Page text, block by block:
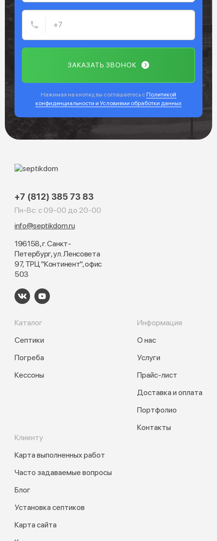
ЗАКАЗАТЬ ЗВОНОК
Нажимая на кнопку, вы соглашаетесь с Политикой
конфиденциальности и Условиями обработки данных
+7 (812) 385 73 83
Пн-Вс: с 09-00 до 20-00
info@septikdom.ru
196158, г. Санкт-
Петербург, ул. Ленсовета
97, ТРЦ "Континент", офис
503
Каталог
Септики
Погреба
Кессоны
Информация
О нас
Услуги
Прайс-лист
Доставка и оплата
Портфолио
Контакты
Клиенту
Карта выполненных работ
Часто задаваемые вопросы
Блог
Установка септиков
Карта сайта